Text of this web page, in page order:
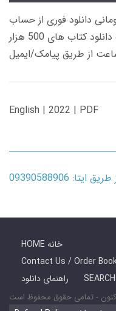
های 600 هزار تومانی دانلود فوری از حساب
کاربری می باشد، و زمان تحویل لینک دانلود کتاب های 500 هزار
English | 2022 | PDF
09390588906
HOME خانه
راهنمای دانلود